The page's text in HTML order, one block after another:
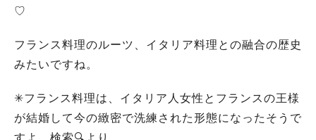
♡
フランス料理のルーツ、イタリア料理との融合の歴史
みたいですね。
✳︎フランス料理は、イタリア人女性とフランスの王様
が結婚して今の緻密で洗練された形態になったそうで